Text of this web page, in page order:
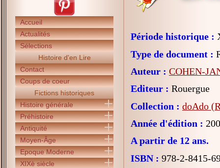
Accueil
Actualités
Sélections
Histoire d'en Lire
Contact
Coups de coeur
Fictions historiques
Histoire générale
Préhistoire
Antiquité
Moyen-Âge
Epoque Moderne
XIXè siècle
Période historique :
Type de document :
Auteur : COHEN-
Editeur : Rouergue
Collection : doAdo
Année d'édition :
A partir de 12 ans.
ISBN : 978-2-8415-